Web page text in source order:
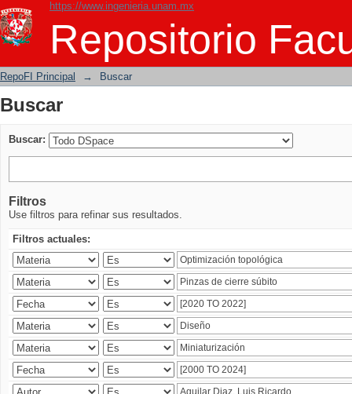
https://www.ingenieria.unam.mx
Repositorio
Buscar
RepoFI Principal → Buscar
Buscar
Buscar:
Filtros
Use filtros para refinar sus resultados.
Filtros actuales: